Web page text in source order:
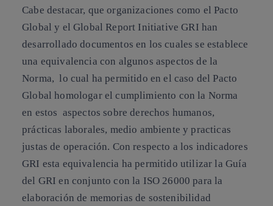
Cabe destacar, que organizaciones como el Pacto
Global y el Global Report Initiative GRI han
desarrollado documentos en los cuales se establece
una equivalencia con algunos aspectos de la
Norma, lo cual ha permitido en el caso del Pacto
Global homologar el cumplimiento con la Norma
en estos aspectos sobre derechos humanos,
prácticas laborales, medio ambiente y practicas
justas de operación. Con respecto a los indicadores
GRI esta equivalencia ha permitido utilizar la Guía
del GRI en conjunto con la ISO 26000 para la
elaboración de memorias de sostenibilidad